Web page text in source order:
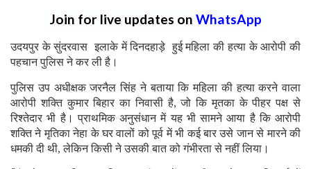
Join for live updates on WhatsApp
उदयपुर के सुंदरवास इलाके में दिनदहाड़े हुई महिला की हत्या के आरोपी की
पहचान पुलिस ने कर ली है।
पुलिस उप अधीक्षक जरनैल सिंह ने बताया कि महिला की हत्या करने वाला
आरोपी शक्ति कुमार बिहार का निवासी है, जो कि मृतका के पीहर पक्ष से
रिश्तेदार भी है। प्राथमिक अनुसंधान में यह भी सामने आया है कि आरोपी
शक्ति ने मृतिका नेहा के घर वालों को पूर्व में भी कई बार उसे जान से मारने की
धमकी दी थी, लेकिन किसी ने उसकी बात को गंभीरता से नहीं लिया।